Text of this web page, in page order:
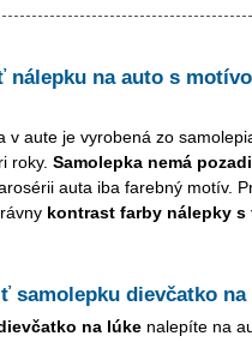
nálepku na auto s
v aute je vyrobená zo
roky. Samolepka nemá
auta iba farebný motív.
kontrast farby nálepky s
samolepku dievčatko na
na lúke nalepíte na